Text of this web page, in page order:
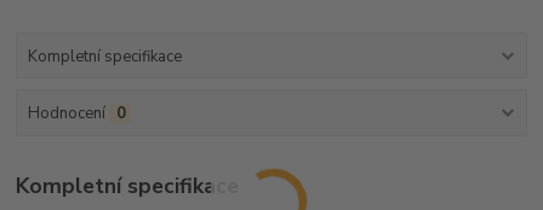
Kompletní specifikace
Hodnocení 0
Kompletní specifikace